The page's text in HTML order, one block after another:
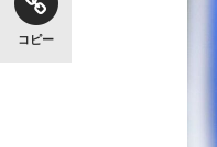
コピー